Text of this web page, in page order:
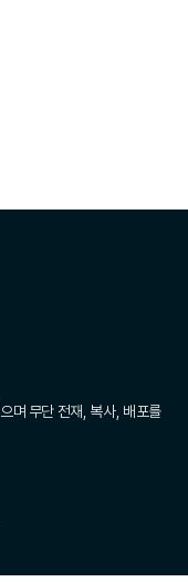
며 무단 전재, 복사, 배포를